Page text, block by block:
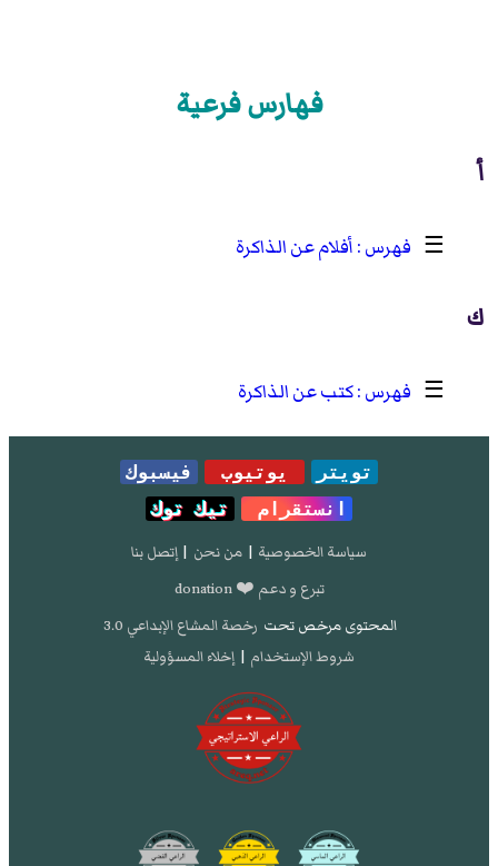
فهارس فرعية
أ
☰ أفلام عن الذاكرة
ك
☰ كتب عن الذاكرة
تويتر يوتيوب
فيسبوك
انستقرام
تيك توك
سياسة الخصوصية | من نحن | إتصل بنا
تبرع و دعم ❤️ donation
المحتوى مرخص تحت رخصة المشاع الإبداعي 3.0
شروط الإستخدام | إخلاء المسؤولية